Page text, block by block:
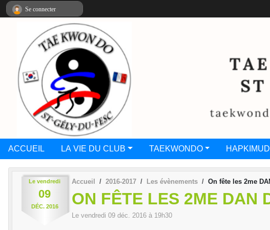
ACCUEIL LA VIE DU CLUB TAEKWONDO
Le vendredi
09
DÉC. 2016
Accueil 2016-2017 Les évènements On fête les 2me
ON FÊTE LES 2ME DAN
Le vendredi 09 déc. 2016 à 19h30
Se connecter
Panneau de gestion des cookies